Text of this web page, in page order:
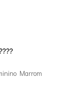
Marrom